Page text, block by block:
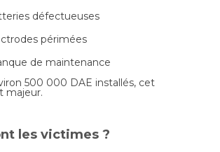
défectueuses
périmées
de maintenance
500 000 DAE installés, cet
majeur.
les victimes ?